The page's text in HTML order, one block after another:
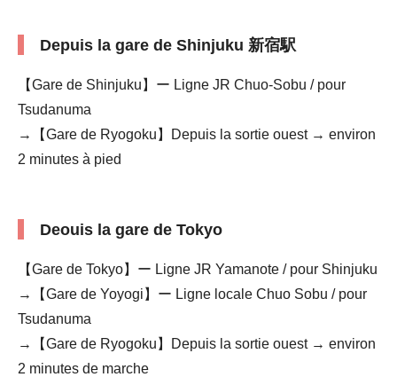
Depuis la gare de Shinjuku 新宿駅
【Gare de Shinjuku】ー Ligne JR Chuo-Sobu / pour
Tsudanuma
→【Gare de Ryogoku】Depuis la sortie ouest → environ
2 minutes à pied
Deouis la gare de Tokyo
【Gare de Tokyo】ー Ligne JR Yamanote / pour Shinjuku
→【Gare de Yoyogi】ー Ligne locale Chuo Sobu / pour
Tsudanuma
→【Gare de Ryogoku】Depuis la sortie ouest → environ
2 minutes de marche